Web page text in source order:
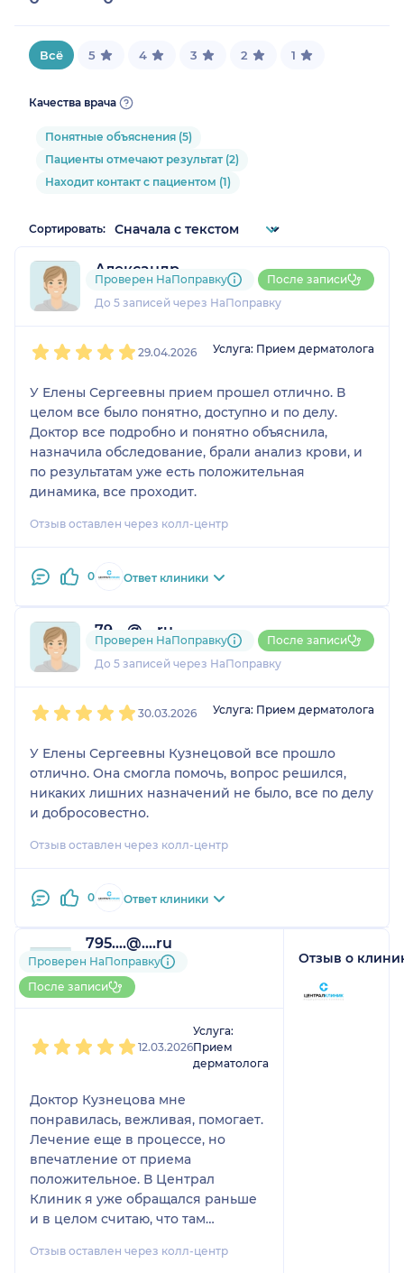
Всё 5 4 3 2 1
Качества врача
Понятные объяснения (5)
Пациенты отмечают результат (2)
Находит контакт с пациентом (1)
Сортировать:
Александр
1 отзыв
До 5 записей через НаПоправку
Проверен НаПоправку После записи
29.04.2026 Услуга: Прием дерматолога
У Елены Сергеевны прием прошел отлично. В
целом все было понятно, доступно и по делу.
Доктор все подробно и понятно объяснила,
назначила обследование, брали анализ крови, и
по результатам уже есть положительная
динамика, все проходит.
Отзыв оставлен через колл-центр
0 Ответ клиники
79....@....ru
1 отзыв
До 5 записей через НаПоправку
Проверен НаПоправку После записи
30.03.2026 Услуга: Прием дерматолога
У Елены Сергеевны Кузнецовой все прошло
отлично. Она смогла помочь, вопрос решился,
никаких лишних назначений не было, все по делу
и добросовестно.
Отзыв оставлен через колл-центр
0 Ответ клиники
795....@....ru
1 отзыви2 оценки
Больше 10 записей через
НаПоправку
Проверен НаПоправку
После записи
12.03.2026
Услуга:
Прием
дерматолога
Доктор Кузнецова мне
понравилась, вежливая, помогает.
Лечение еще в процессе, но
впечатление от приема
положительное. В Централ
Клиник я уже обращался раньше
и в целом считаю, что там
Отзыв оставлен через колл-центр
Отзыв о